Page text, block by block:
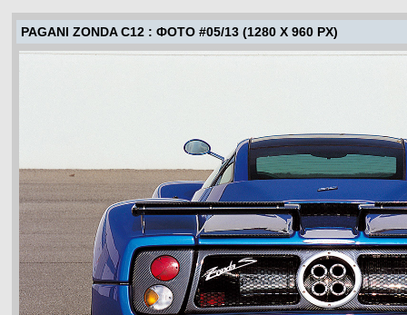
PAGANI ZONDA C12 : ФОТО #05/13 (1280 X 960 PX)